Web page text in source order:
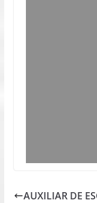
AUXILIAR DE